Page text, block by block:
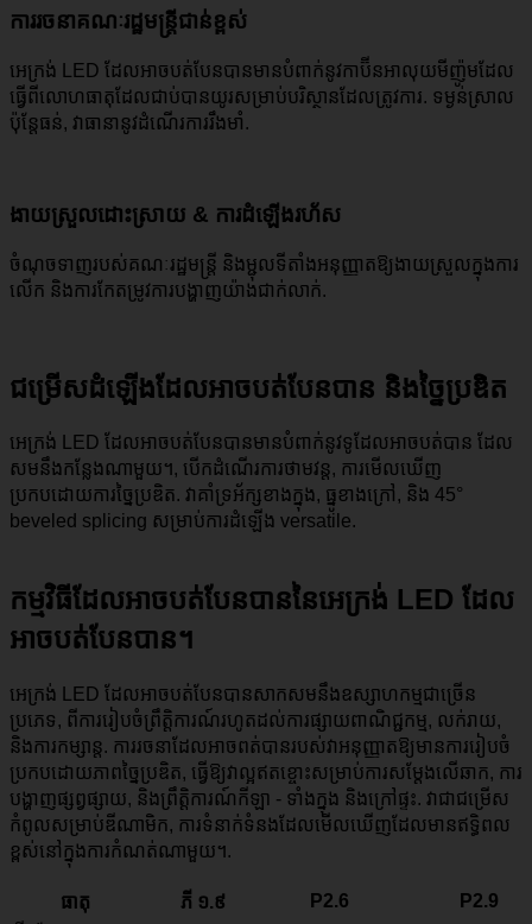
ការរចនាគណៈរដ្ឋមន្ត្រីជាន់ខ្ពស់
អេក្រង់ LED ដែលអាចបត់បែនបានមានបំពាក់នូវកាប៊ីនអាលុយមីញ៉ូមដែល
ធ្វើពីលោហធាតុដែលជាប់បានយូរសម្រាប់បរិស្ថានដែលត្រូវការ. ទម្ងន់ស្រាល
ប៉ុន្តែធន់, វាធានានូវដំណើរការរឹងមាំ.
ងាយស្រួលដោះស្រាយ & ការដំឡើងរហ័ស
ចំណុចទាញរបស់គណៈរដ្ឋមន្ត្រី និងម្ជុលទីតាំងអនុញ្ញាតឱ្យងាយស្រួលក្នុងការ
លើក និងការកែតម្រូវការបង្ហាញយ៉ាងជាក់លាក់.
ជម្រើសដំឡើងដែលអាចបត់បែនបាន និងច្នៃប្រឌិត
អេក្រង់ LED ដែលអាចបត់បែនបានមានបំពាក់នូវទូដែលអាចបត់បាន ដែល
សមនឹងកន្លែងណាមួយ។, បើកដំណើរការថាមវន្ត, ការមើលឃើញ
ប្រកបដោយការច្នៃប្រឌិត. វាគាំទ្រអ័ក្សខាងក្នុង, ធ្នូខាងក្រៅ, និង 45°
beveled splicing សម្រាប់ការដំឡើង versatile.
កម្មវិធីដែលអាចបត់បែនបាននៃអេក្រង់ LED ដែល
អាចបត់បែនបាន។
អេក្រង់ LED ដែលអាចបត់បែនបានសាកសមនឹងឧស្សាហកម្មជាច្រើន
ប្រភេទ, ពីការរៀបចំព្រឹត្តិការណ៍រហូតដល់ការផ្សាយពាណិជ្ជកម្ម, លក់រាយ,
និងការកម្សាន្ត. ការរចនាដែលអាចពត់បានរបស់វាអនុញ្ញាតឱ្យមានការរៀបចំ
ប្រកបដោយភាពច្នៃប្រឌិត, ធ្វើឱ្យវាល្អឥតខ្ចោះសម្រាប់ការសម្តែងលើឆាក, ការ
បង្ហាញផ្សព្វផ្សាយ, និងព្រឹត្តិការណ៍កីឡា - ទាំងក្នុង និងក្រៅផ្ទះ. វាជាជម្រើស
កំពូលសម្រាប់ឌីណាមិក, ការទំនាក់ទំនងដែលមើលឃើញដែលមានឥទ្ធិពល
ខ្ពស់នៅក្នុងការកំណត់ណាមួយ។.
ធាតុ ភី ១.៩ P2.6
P2.9